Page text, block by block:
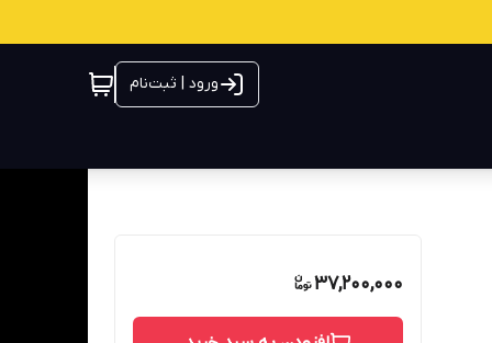
ورود | ثبت‌نام
37,200,000